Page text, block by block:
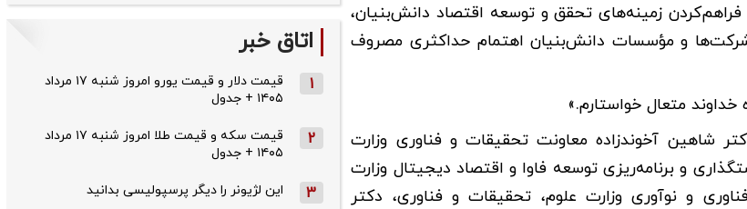
زمینه‌های تحقق و توسعه اقتصاد دانش‌بنیان،
شرکت‌ها و مؤسسات دانش‌بنیان اهتمام حداکثری مصروف
متعال خواستارم.»
شاهین آخوندزاده معاونت تحقیقات و فناوری وزارت
و برنامه‌ریزی توسعه فاوا و اقتصاد دیجیتال وزارت
و نوآوری وزارت علوم، تحقیقات و فناوری، دکتر
اتاق خبر
1
قیمت دلار و قیمت یورو امروز شنبه ۱۷ مرداد
۱۴۰۵ + جدول
2
قیمت سکه و قیمت طلا امروز شنبه ۱۷ مرداد
۱۴۰۵ + جدول
3 این لژیونر را دیگر پرسپولیسی بدانید